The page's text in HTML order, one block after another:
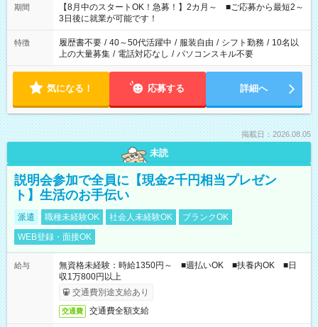
「できれば残業はしたくない」 など、ご希望を教えてください
ね。 ※Wワーク希望の方へ 今ご覧のお仕事で希望する勤務時間
と、もう1つのお仕事の勤務時間。 合計で週40時間を超える場
合は応募できません。
期間
【8月中のスタートOK！急募！】2カ月～ ■ご応募から最短2～
3日後に就業が可能です！
特徴 履歴書不要 / 40～50代活躍中 / 服装自由 / シフト勤務 / 10名以
上の大量募集 / 電話対応なし / パソコンスキル不要
気になる！ 応募する 詳細へ
掲載日：2026.08.05
未読
説明会参加で全員に【現金2千円相当プレゼン
ト】生活のお手伝い
派遣 職種未経験OK 社会人未経験OK
ブランクOK
WEB登録・面接OK
給与
無資格未経験：時給1350円～ ■週払いOK ■扶養内OK ■日
収1万800円以上
交通費別途支給あり
交通費 交通費全額支給